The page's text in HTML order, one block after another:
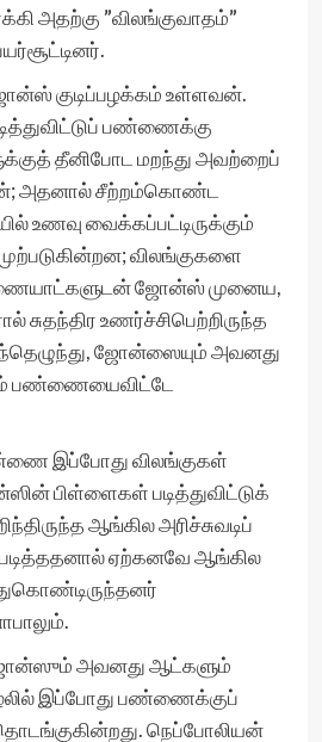
அதற்கு ”விலங்குவாதம்”
குடிப்பழக்கம் உள்ளவன்.
பண்ணைக்கு
தீனிபோட மறந்து அவற்றைப்
அதனால் சீற்றம்கொண்ட
உணவு வைக்கப்பட்டிருக்கும்
விலங்குகளை
ஜோன்ஸ் முனைய,
சுதந்திர உணர்ச்சிபெற்றிருந்த
ஜோன்ஸையும் அவனது
பண்ணையைவிட்டே
இப்போது விலங்குகள்
பிள்ளைகள் படித்துவிட்டுக்
ஆங்கில அரிச்சுவடிப்
படித்ததனால் ஏற்கனவே ஆங்கில
அவனது ஆட்களும்
இப்போது பண்ணைக்குப்
நெப்போலியன்